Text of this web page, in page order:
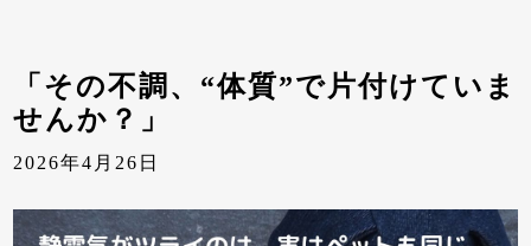
「その不調、“体質”で片付けていま
せんか？」
2026年4月26日